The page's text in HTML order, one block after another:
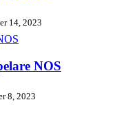
14, 2023
NOS
8, 2023